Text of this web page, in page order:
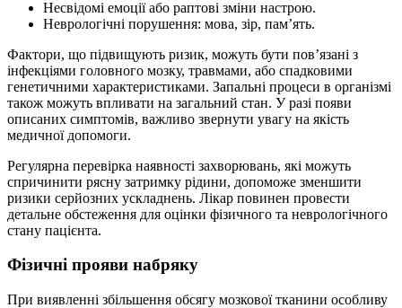
Несвідомі емоції або раптові зміни настрою.
Неврологічні порушення: мова, зір, пам’ять.
Фактори, що підвищують ризик, можуть бути пов’язані з
інфекціями головного мозку, травмами, або спадковими
генетичними характеристиками. Запальні процеси в організмі
також можуть впливати на загальний стан. У разі появи
описаних симптомів, важливо звернути увагу на якість
медичної допомоги.
Регулярна перевірка наявності захворювань, які можуть
спричинити рясну затримку рідини, допоможе зменшити
ризики серйозних ускладнень. Лікар повинен провести
детальне обстеження для оцінки фізичного та неврологічного
стану пацієнта.
Фізичні прояви набряку
При виявленні збільшення обсягу мозкової тканини особливу